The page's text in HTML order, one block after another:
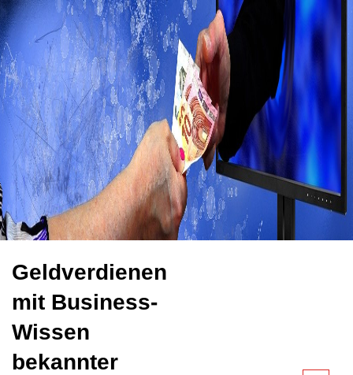
Zum
Inhalt
springen
Geldverdienen
mit Business-
Wissen
bekannter